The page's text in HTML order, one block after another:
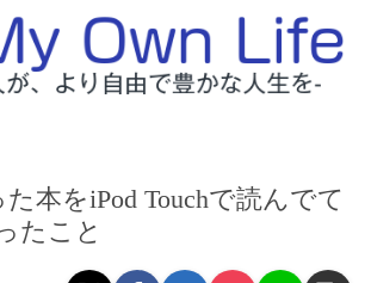
本をiPod Touchで読んでて
たこと